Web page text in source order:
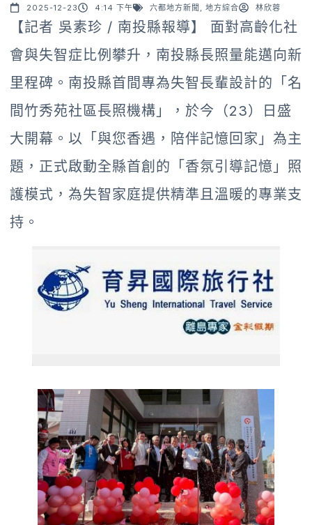
2025-12-23 4:14 下午 六都地方新聞 地方綜合 林欣蓉
【記者 吳素珍 / 南投縣報導】 面對高齡化社
會與失智症比例攀升，南投縣長照量能邁向新
里程碑。南投縣首間專為失智長輩設計的「名
間竹秀苑社區長照機構」，於今（23）日盛
大開幕。以「與您香遇，陪伴記憶回家」為主
題，正式啟動全縣首創的「香氛引導記憶」照
護模式，為失智家庭提供精準且溫暖的專業支
持。